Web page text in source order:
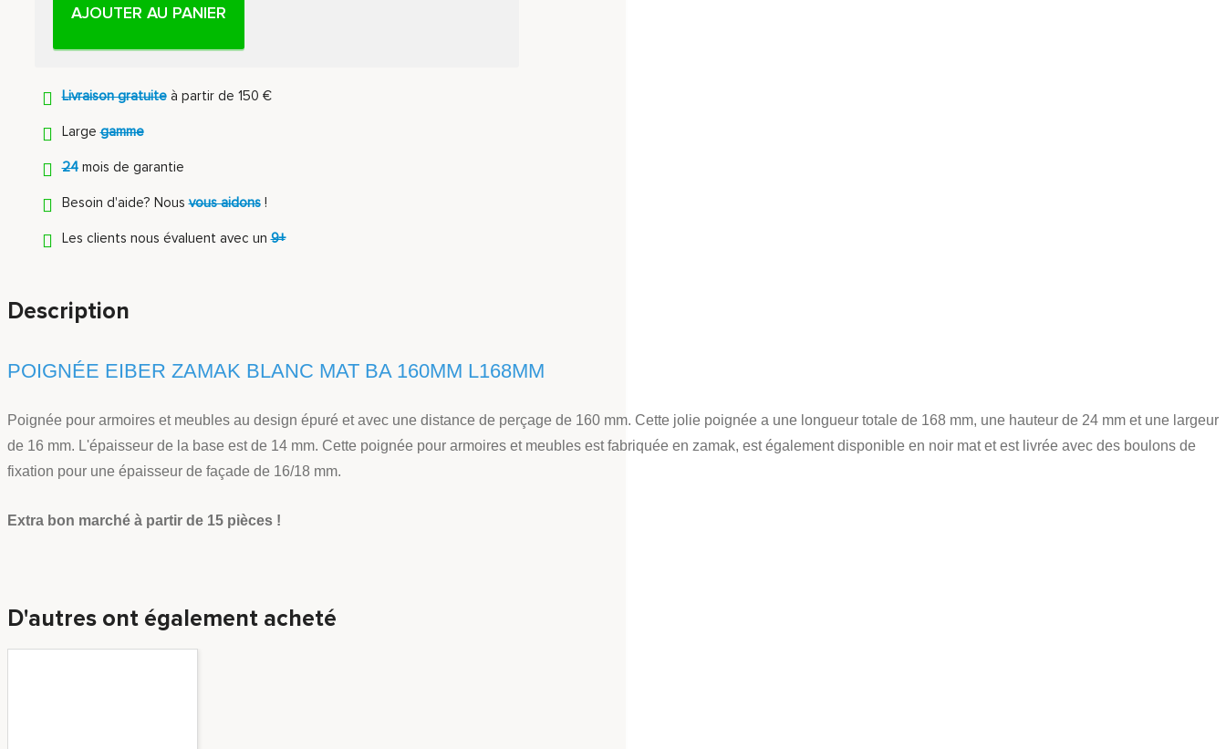
AJOUTER AU PANIER
Livraison gratuiteà partir de 150 €
Largegamme
24mois de garantie
Besoin d'aide? Nousvous aidons!
Les clients nous évaluent avec un9+
Description
POIGNÉE EIBER ZAMAK BLANC MAT BA 160MM L168MM
Poignée pour armoires et meubles au design épuré et avec une distance de perçage de 160 mm. Cette jolie poignée a une longueur totale de 168 mm, une hauteur de 24 mm et une largeur
de 16 mm. L'épaisseur de la base est de 14 mm. Cette poignée pour armoires et meubles est fabriquée en zamak, est également disponible en noir mat et est livrée avec des boulons de
fixation pour une épaisseur de façade de 16/18 mm.
Extra bon marché à partir de 15 pièces !
D'autres ont également acheté